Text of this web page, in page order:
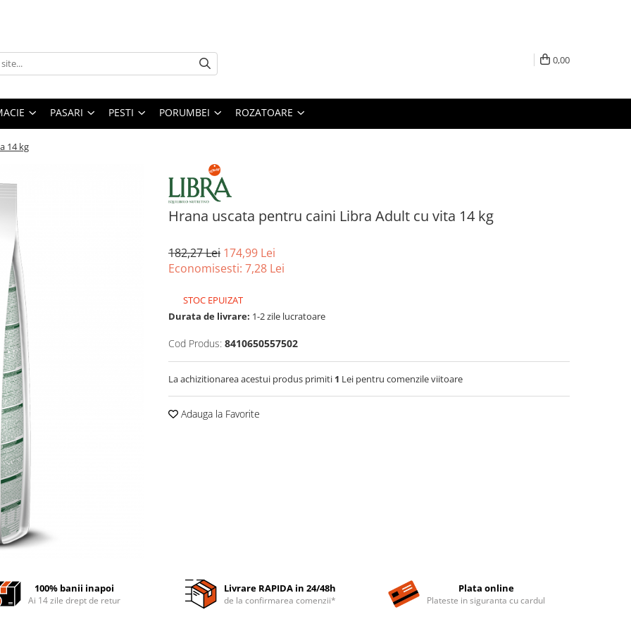
0,00
PASARI PESTI PORUMBEI ROZATOARE
14 kg
Hrana uscata pentru caini Libra Adult cu vita 14 kg
182,27 Lei 174,99 Lei
Economisesti: 7,28 Lei
STOC EPUIZAT
Durata de livrare: 1-2 zile lucratoare
Cod Produs: 8410650557502
La achizitionarea acestui produs primiti 1 Lei pentru comenzile viitoare
Adauga la Favorite
100% banii inapoi
Ai 14 zile drept de retur
Livrare RAPIDA in 24/48h
de la confirmarea comenzii*
Plata online
Plateste in siguranta cu cardul